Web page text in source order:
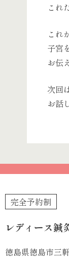
これ
これ
子宮
お伝
次回
お話
完全予約制
レディース鍼
徳島県徳島市三